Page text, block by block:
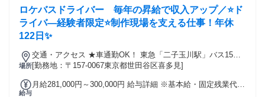
（278,122円【基本給229,725円＋固定残業27時間分】＋超過
残業22時間分） 想定年収：月収：316,924円×12カ月+賞与
=4,203,088円 ■Bさん 扶養家族3名(配偶者1名+子供2名) 月
収：316,924円（278,122円【基本給229,725円＋固定残業27時
(50,000円) 想定年収：月収：366,924円×12カ月+賞与
=4,803,088円
バーの業務 引越し、建設、倉庫内作業などの体力仕事 接客・
販売など、人とコミュニケーションを取る仕事の経験 年齢の
条件と理由：あり（例外事由3号のイ・50歳未満（長期勤続に
よるキャリア形成のため））
ロケバスドライバー 毎年の昇給で収入アップ／⭐ド
ライバ―経験者限定⭐制作現場を支える仕事！年休
122日✨
場所
交通・アクセス ★車通勤OK！ 東急「二子玉川駅」バス15
分、小田急「成城学園前駅」バス10分、小田急「狛江駅」バ
[勤務地：〒157-0067東京都世田谷区喜多見]
給与
月給281,000円～300,000円 給与詳細 ※基本給・固定残業代・